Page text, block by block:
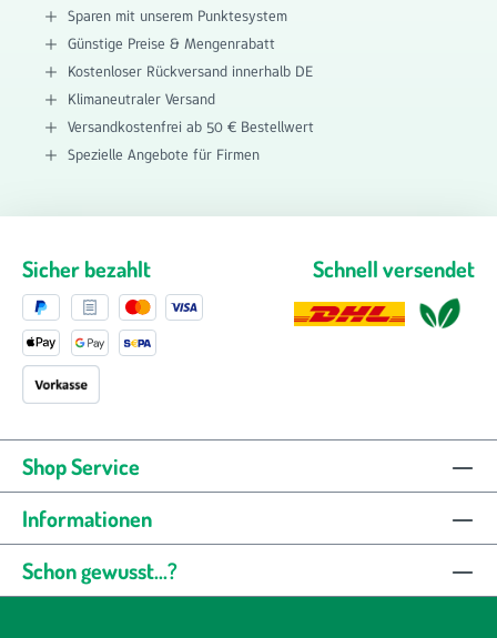
Sparen mit unserem Punktesystem
Günstige Preise & Mengenrabatt
Kostenloser Rückversand innerhalb DE
Klimaneutraler Versand
Versandkostenfrei ab 50 € Bestellwert
Spezielle Angebote für Firmen
Sicher bezahlt Schnell versendet
Shop Service
Informationen
Schon gewusst...?